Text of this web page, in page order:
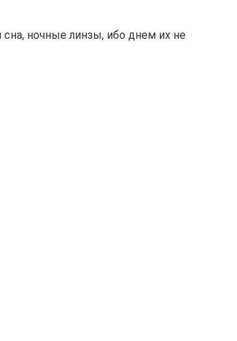
ночные линзы, ибо днем их не